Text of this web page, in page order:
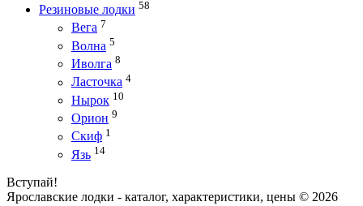
Резиновые лодки 58
Вега 7
Волна 5
Иволга 8
Ласточка 4
Нырок 10
Орион 9
Скиф 1
Язь 14
Вступай!
Ярославские лодки - каталог, характеристики, цены © 2026